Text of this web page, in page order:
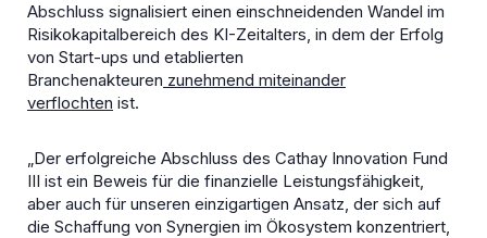
Abschluss signalisiert einen einschneidenden Wandel im
Risikokapitalbereich des KI-Zeitalters, in dem der Erfolg
von Start-ups und etablierten
Branchenakteuren zunehmend miteinander
verflochten ist.
„Der erfolgreiche Abschluss des Cathay Innovation Fund
III ist ein Beweis für die finanzielle Leistungsfähigkeit,
aber auch für unseren einzigartigen Ansatz, der sich auf
die Schaffung von Synergien im Ökosystem konzentriert,